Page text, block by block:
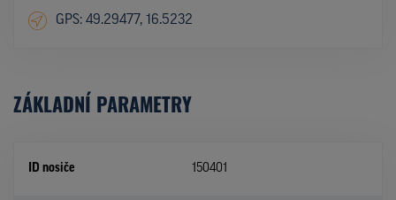
GPS: 49.29477, 16.5232
ZÁKLADNÍ PARAMETRY
ID nosiče 150401